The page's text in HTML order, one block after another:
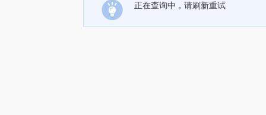
正在查询中，请刷新重试